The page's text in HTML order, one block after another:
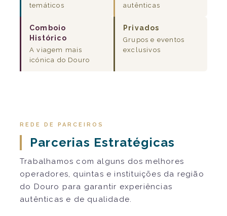
temáticos
autênticas
Comboio
Histórico
A viagem mais
icónica do Douro
Privados
Grupos e eventos
exclusivos
REDE DE PARCEIROS
Parcerias Estratégicas
Trabalhamos com alguns dos melhores
operadores, quintas e instituições da região
do Douro para garantir experiências
autênticas e de qualidade.